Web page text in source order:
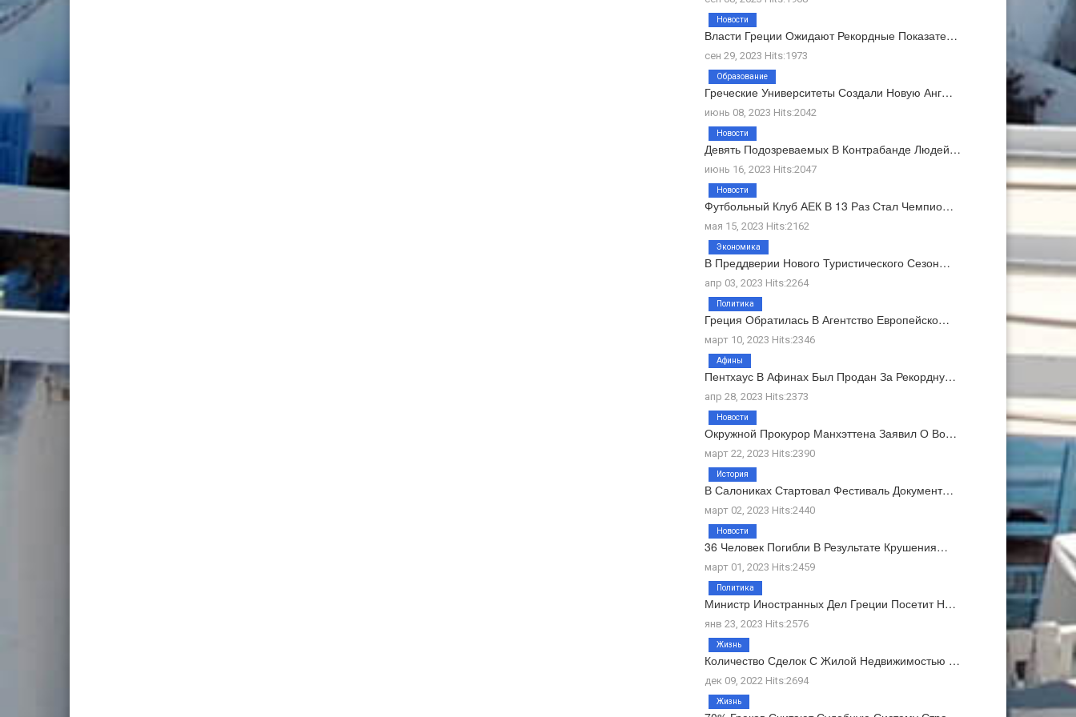
Власти Греции Ожидают Рекордные Показате…
сен 29, 2023 Hits:1973
Новости
Греческие Университеты Создали Новую Анг…
июнь 08, 2023 Hits:2042
Образование
Девять Подозреваемых В Контрабанде Людей…
июнь 16, 2023 Hits:2047
Новости
Футбольный Клуб АЕК В 13 Раз Стал Чемпио…
мая 15, 2023 Hits:2162
Новости
В Преддверии Нового Туристического Сезон…
апр 03, 2023 Hits:2264
Экономика
Греция Обратилась В Агентство Европейско…
март 10, 2023 Hits:2346
Политика
Пентхаус В Афинах Был Продан За Рекордну…
апр 28, 2023 Hits:2373
Афины
Окружной Прокурор Манхэттена Заявил О Во…
март 22, 2023 Hits:2390
Новости
В Салониках Стартовал Фестиваль Документ…
март 02, 2023 Hits:2440
История
36 Человек Погибли В Результате Крушения…
март 01, 2023 Hits:2459
Новости
Министр Иностранных Дел Греции Посетит Н…
янв 23, 2023 Hits:2576
Политика
Количество Сделок С Жилой Недвижимостью …
дек 09, 2022 Hits:2694
Жизнь
Жизнь